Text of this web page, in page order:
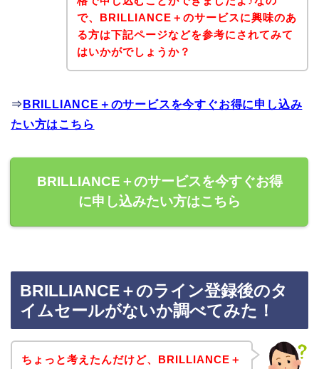
で、BRILLIANCE＋のサービスに興味のあ
る方は下記ページなどを参考にされてみて
はいかがでしょうか？
⇒ BRILLIANCE＋のサービスを今すぐお得に申し込み
たい方はこちら
BRILLIANCE＋のサービスを今すぐお得
に申し込みたい方はこちら
BRILLIANCE＋のライン登録後のタ
イムセールがないか調べてみた！
ちょっと考えたんだけど、BRILLIANCE＋